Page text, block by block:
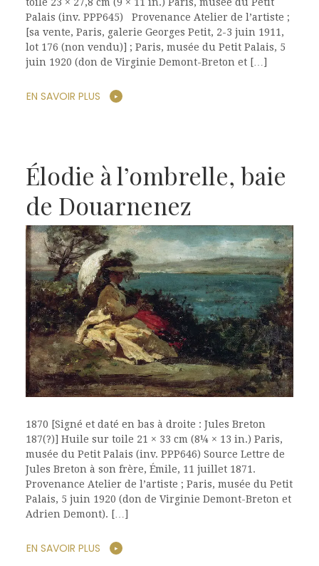
Palais (inv. PPP645) Provenance Atelier de l’artiste ;
[sa vente, Paris, galerie Georges Petit, 2-3 juin 1911,
lot 176 (non vendu)] ; Paris, musée du Petit Palais, 5
juin 1920 (don de Virginie Demont-Breton et […]
EN SAVOIR PLUS
Élodie à l’ombrelle, baie
de Douarnenez
1870 [Signé et daté en bas à droite : Jules Breton
187(?)] Huile sur toile 21 × 33 cm (8¼ × 13 in.) Paris,
musée du Petit Palais (inv. PPP646) Source Lettre de
Jules Breton à son frère, Émile, 11 juillet 1871.
Provenance Atelier de l’artiste ; Paris, musée du Petit
Palais, 5 juin 1920 (don de Virginie Demont-Breton et
Adrien Demont). […]
EN SAVOIR PLUS